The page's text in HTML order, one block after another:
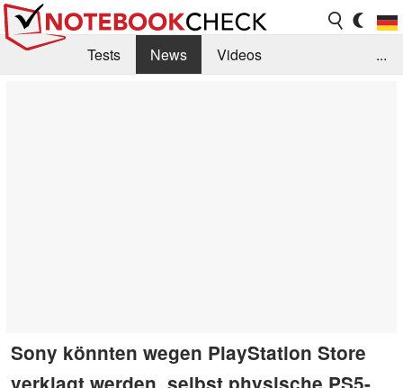
Tests News
Videos
...
Sony könnten wegen PlayStation Store